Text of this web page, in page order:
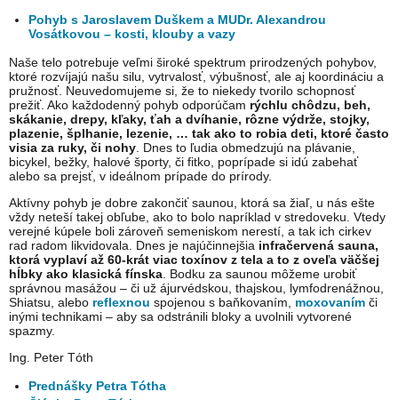
Pohyb s Jaroslavem Duškem a MUDr. Alexandrou
Vosátkovou – kosti, klouby a vazy
Naše telo potrebuje veľmi široké spektrum prirodzených pohybov,
ktoré rozvíjajú našu silu, vytrvalosť, výbušnosť, ale aj koordináciu a
pružnosť. Neuvedomujeme si, že to niekedy tvorilo schopnosť
prežiť. Ako každodenný pohyb odporúčam rýchlu chôdzu, beh,
skákanie, drepy, kľaky, ťah a dvíhanie, rôzne výdrže, stojky,
plazenie, šplhanie, lezenie, … tak ako to robia deti, ktoré často
visia za ruky, či nohy . Dnes to ľudia obmedzujú na plávanie,
bicykel, bežky, halové športy, či fitko, poprípade si idú zabehať
alebo sa prejsť, v ideálnom prípade do prírody.
Aktívny pohyb je dobre zakončiť saunou, ktorá sa žiaľ, u nás ešte
vždy neteší takej obľube, ako to bolo napríklad v stredoveku. Vtedy
verejné kúpele boli zároveň semeniskom nerestí, a tak ich cirkev
rad radom likvidovala. Dnes je najúčinnejšia infračervená sauna,
ktorá vyplaví až 60-krát viac toxínov z tela a to z oveľa väčšej
hĺbky ako klasická fínska . Bodku za saunou môžeme urobiť
správnou masážou – či už ájurvédskou, thajskou, lymfodrenážnou,
Shiatsu, alebo reflexnou spojenou s baňkovaním, moxovaním či
inými technikami – aby sa odstránili bloky a uvolnili vytvorené
spazmy.
Ing. Peter Tóth
Prednášky Petra Tótha